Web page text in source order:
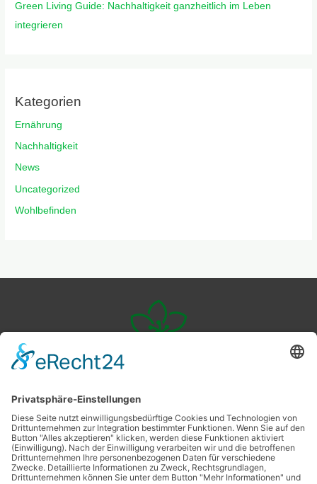
Green Living Guide: Nachhaltigkeit ganzheitlich im Leben
integrieren
Kategorien
Ernährung
Nachhaltigkeit
News
Uncategorized
Wohlbefinden
Ernährung